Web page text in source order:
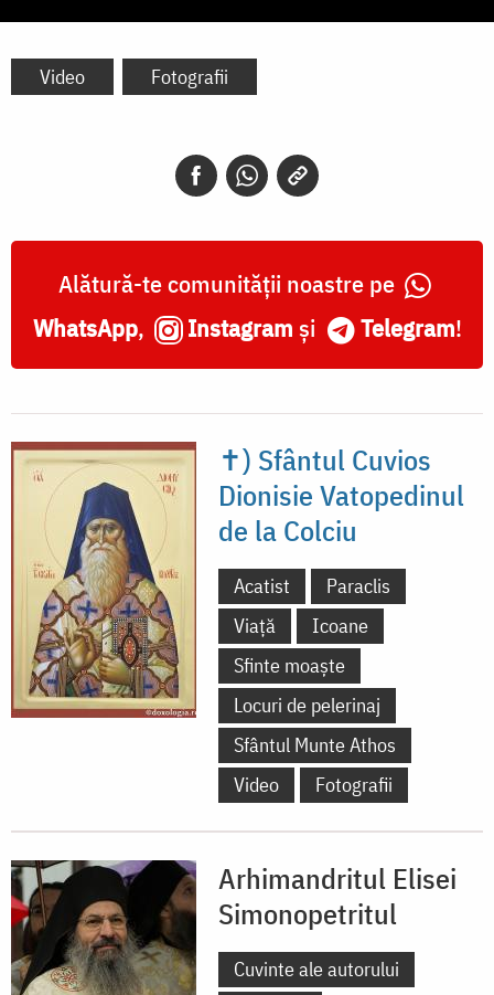
Video Fotografii
Alătură-te comunității noastre pe
WhatsApp, Instagram și Telegram!
✝) Sfântul Cuvios
Dionisie Vatopedinul
de la Colciu
Acatist
Paraclis
Viață
Icoane
Sfinte moaște
Locuri de pelerinaj
Sfântul Munte Athos
Video
Fotografii
Arhimandritul Elisei
Simonopetritul
Cuvinte ale autorului